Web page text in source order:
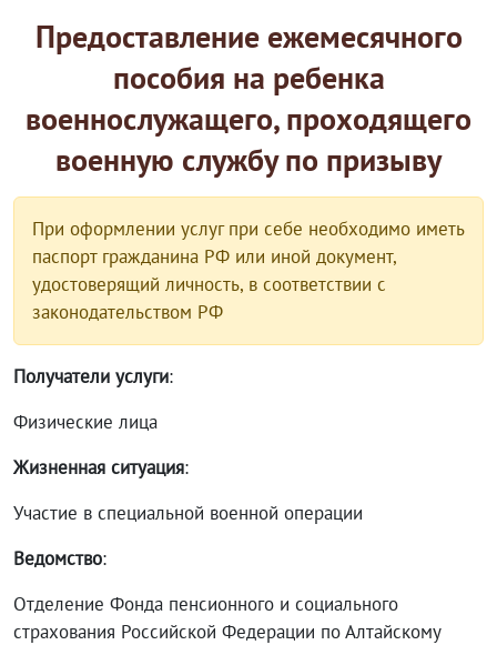
Предоставление ежемесячного
пособия на ребенка
военнослужащего, проходящего
военную службу по призыву
При оформлении услуг при себе необходимо иметь
паспорт гражданина РФ или иной документ,
удостоверящий личность, в соответствии с
законодательством РФ
Получатели услуги:
Физические лица
Жизненная ситуация:
Участие в специальной военной операции
Ведомство:
Отделение Фонда пенсионного и социального
страхования Российской Федерации по Алтайскому